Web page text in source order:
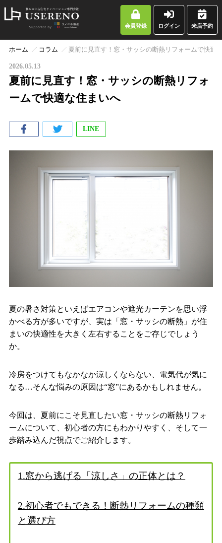
会員登録 ログイン 来店予約
ホーム コラム 夏前に見直す！窓・サッシの断熱リフォームで快適
2026.05.13
夏前に見直す！窓・サッシの断熱リフォ
ームで快適な住まいへ
LINE
夏の暑さ対策といえばエアコンや遮光カーテンを思い浮
かべる方が多いですが、実は「窓・サッシの断熱」が住
まいの快適性を大きく左右することをご存じでしょう
か。
冷房をつけてもなかなか涼しくならない、電気代が気に
なる…そんな悩みの原因は“窓”にあるかもしれません。
今回は、夏前にこそ見直したい窓・サッシの断熱リフォ
ームについて、初心者の方にもわかりやすく、そして一
歩踏み込んだ視点でご紹介します。
1.窓から逃げる「涼しさ」の正体とは？
2.初心者でもできる！断熱リフォームの種類
と選び方